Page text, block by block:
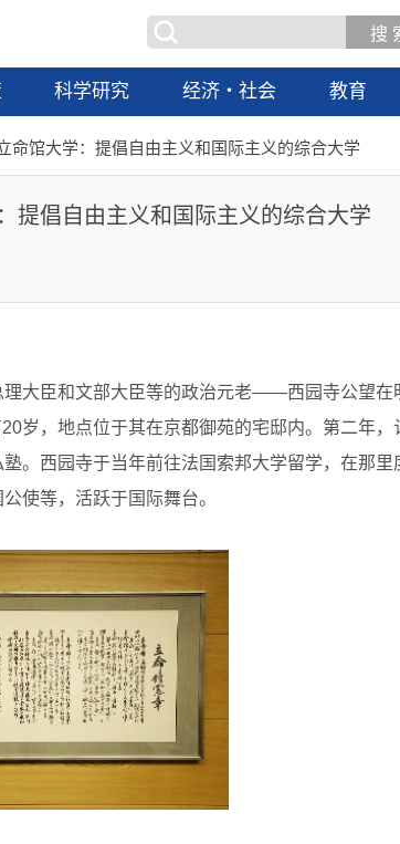
科学研究 经济・社会 教育
命馆大学：提倡自由主义和国际主义的综合大学
提倡自由主义和国际主义的综合大学
大臣和文部大臣等的政治元老——西园寺公望在
岁，地点位于其在京都御苑的宅邸内。第二年，
。西园寺于当年前往法国索邦大学留学，在那里
使等，活跃于国际舞台。